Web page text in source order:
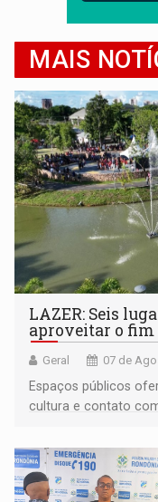
MAIS
LAZER: Seis
aproveitar o fim
Geral 07 de
Espaços públicos
cultura e contato